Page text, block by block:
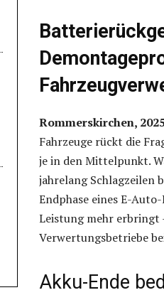
Rommerskirchen,
Fahrzeuge rückt die
je in den Mittelpunkt.
jahrelang Schlagzeilen
Endphase eines E-
Leistung mehr erbringt
Verwertungsbetriebe
Akku-Ende